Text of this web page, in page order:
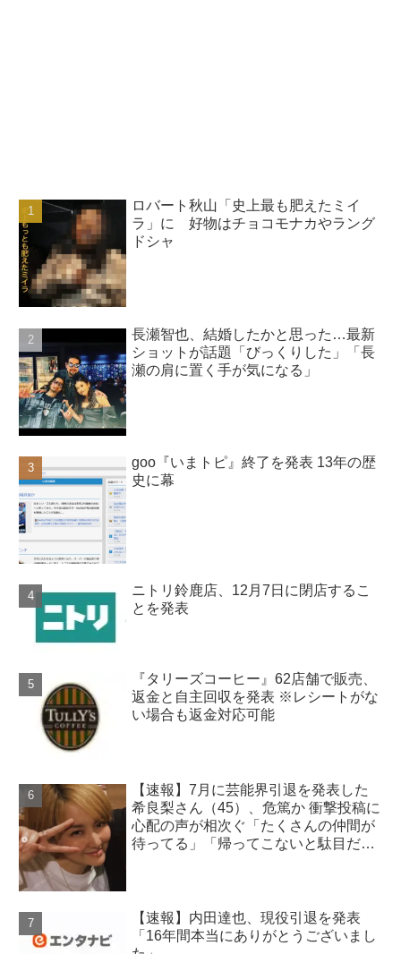
ロバート秋山「史上最も肥えたミイ
ラ」に 好物はチョコモナカやラング
ドシャ
長瀬智也、結婚したかと思った…最新
ショットが話題「びっくりした」「長
瀬の肩に置く手が気になる」
goo『いまトピ』終了を発表 13年の歴
史に幕
ニトリ鈴鹿店、12月7日に閉店するこ
とを発表
『タリーズコーヒー』62店舗で販売、
返金と自主回収を発表 ※レシートがな
い場合も返金対応可能
【速報】7月に芸能界引退を発表した
希良梨さん（45）、危篤か 衝撃投稿に
心配の声が相次ぐ「たくさんの仲間が
待ってる」「帰ってこないと駄目だ
【速報】内田達也、現役引退を発表
「16年間本当にありがとうございまし